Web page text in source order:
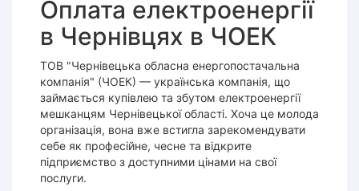
Оплата електроенергії
в Чернівцях в ЧОЕК
ТОВ "Чернівецька обласна енергопостачальна
компанія" (ЧОЕК) — українська компанія, що
займається купівлею та збутом електроенергії
мешканцям Чернівецької області. Хоча це молода
організація, вона вже встигла зарекомендувати
себе як професійне, чесне та відкрите
підприємство з доступними цінами на свої
послуги.